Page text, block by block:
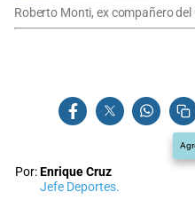
Roberto Monti, ex compañero
Por:Enrique Cruz
Jefe Deportes.